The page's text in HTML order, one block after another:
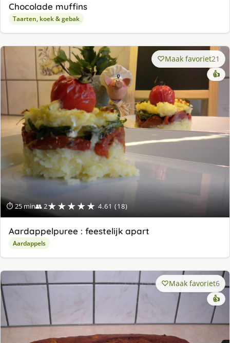
Chocolade muffins
Taarten, koek & gebak
⏱ 25 min👥 2★★★★★ 4.61 (18)
Maak favoriet21
👍
Aardappelpuree : feestelijk apart
Aardappels
Maak favoriet6
👍